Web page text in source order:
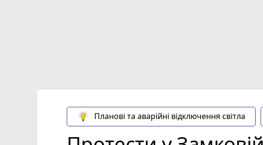
Планові та аварійні відключення світла